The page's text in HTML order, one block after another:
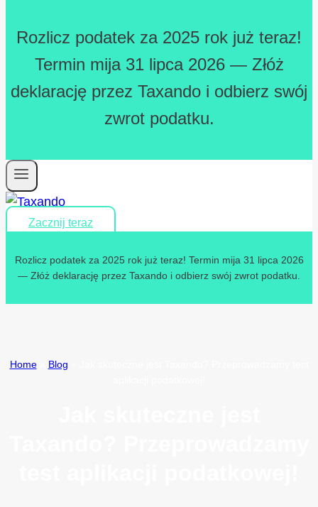
Rozlicz podatek za 2025 rok już teraz!
Termin mija 31 lipca 2026 — Złóż
deklarację przez Taxando i odbierz swój
zwrot podatku.
Zacznij teraz
Rozlicz podatek za 2025 rok już teraz! Termin mija 31 lipca 2026
— Złóż deklarację przez Taxando i odbierz swój zwrot podatku.
Home» Blog